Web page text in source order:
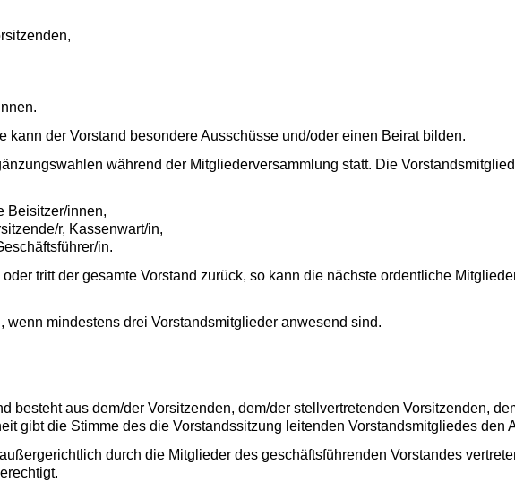
kann der Vorstand besondere Ausschüsse und/oder einen Beirat bilden.
während der Mitglieder­versammlung statt. Die
Beisitzer/innen,
r, Kassenwart/in,
in.
tritt der gesamte Vorstand zurück, so kann die nächste ordentliche
mindestens drei Vorstandsmitglieder anwesend sind.
besteht aus dem/der Vor­sitzenden, dem/der stellvertretenden Vor­sitzenden,
gibt die Stimme des die Vorstandssitzung leitenden Vorstandsmitgliedes den
durch die Mitglieder des geschäfts­führenden Vorstandes vertreten (§ 26 BGB). ‏Jedes